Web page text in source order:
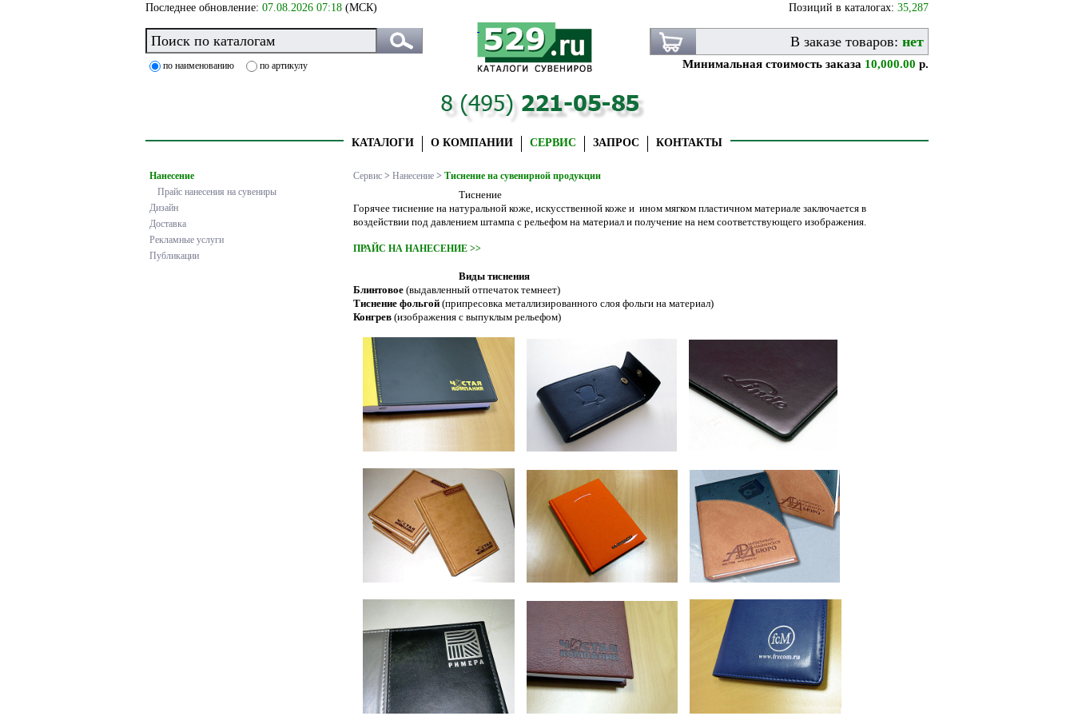
КАТАЛОГИ О КОМПАНИИ СЕРВИС ЗАПРОС КОНТАКТЫ
по наименованию по артикулу
В заказе товаров: нет
Минимальная стоимость заказа 10,000.00 р.
Последнее обновление: 07.08.2026 07:18 (МСК) Позиций в каталогах: 35,287
Нанесение
Прайс нанесения на сувениры
Дизайн
Доставка
Рекламные услуги
Публикации
Сервис > Нанесение > Тиснение на сувенирной продукции
Тиснение
Горячее тиснение на натуральной коже, искусственной коже и ином мягком пластичном материале заключается в
воздействии под давлением штампа с рельефом на материал и получение на нем соответствующего изображения.
ПРАЙС НА НАНЕСЕНИЕ >>
Виды тиснения
Блинтовое (выдавленный отпечаток темнеет)
Тиснение фольгой (припресовка металлизированного слоя фольги на материал)
Конгрев (изображения с выпуклым рельефом)